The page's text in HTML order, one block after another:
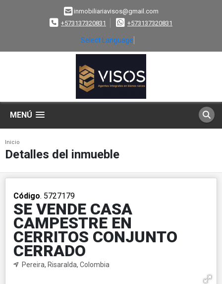
inmobiliariavisos@gmail.com
+573137320831
+573137320831
Select Language
MENÚ
Inicio
Detalles del inmueble
Código. 5727179
SE VENDE CASA
CAMPESTRE EN
CERRITOS CONJUNTO
CERRADO
Pereira, Risaralda, Colombia